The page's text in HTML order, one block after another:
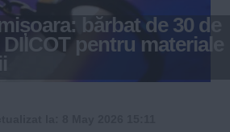
bărbat de 30 de
pentru materiale